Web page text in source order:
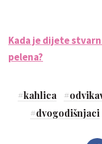
Kada je dijete
pelena?
#kahlica #
#dvogodišnjaci